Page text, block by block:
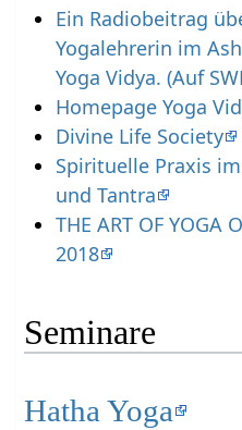
Ein Radiobeitrag
Yogalehrerin im
Yoga Vidya. (Auf
Homepage Yoga
Divine Life Society
Spirituelle Praxis
und Tantra
THE ART OF
2018
Seminare
Hatha Yoga